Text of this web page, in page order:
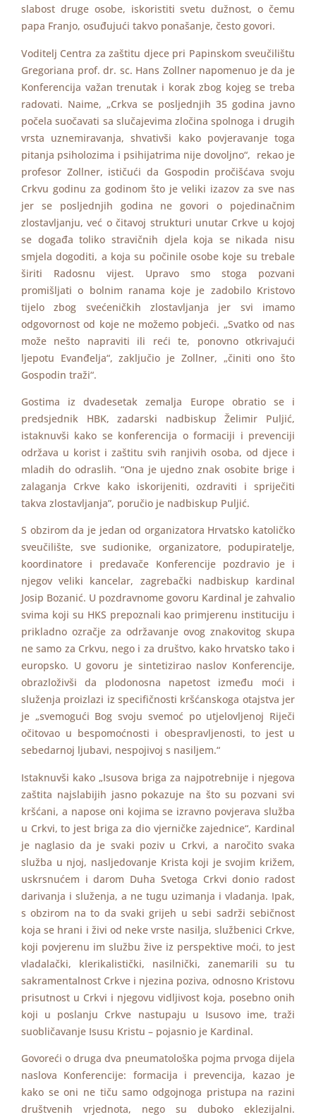
slabost druge osobe, iskoristiti svetu dužnost, o čemu
papa Franjo, osuđujući takvo ponašanje, često govori.
Voditelj Centra za zaštitu djece pri Papinskom sveučilištu
Gregoriana prof. dr. sc. Hans Zollner napomenuo je da je
Konferencija važan trenutak i korak zbog kojeg se treba
radovati. Naime, „Crkva se posljednjih 35 godina javno
počela suočavati sa slučajevima zločina spolnoga i drugih
vrsta uznemiravanja, shvativši kako povjeravanje toga
pitanja psiholozima i psihijatrima nije dovoljno“, rekao je
profesor Zollner, ističući da Gospodin pročišćava svoju
Crkvu godinu za godinom što je veliki izazov za sve nas
jer se posljednjih godina ne govori o pojedinačnim
zlostavljanju, već o čitavoj strukturi unutar Crkve u kojoj
se događa toliko stravičnih djela koja se nikada nisu
smjela dogoditi, a koja su počinile osobe koje su trebale
širiti Radosnu vijest. Upravo smo stoga pozvani
promišljati o bolnim ranama koje je zadobilo Kristovo
tijelo zbog svećeničkih zlostavljanja jer svi imamo
odgovornost od koje ne možemo pobjeći. „Svatko od nas
može nešto napraviti ili reći te, ponovno otkrivajući
ljepotu Evanđelja“, zaključio je Zollner, „činiti ono što
Gospodin traži“.
Gostima iz dvadesetak zemalja Europe obratio se i
predsjednik HBK, zadarski nadbiskup Želimir Puljić,
istaknuvši kako se konferencija o formaciji i prevenciji
održava u korist i zaštitu svih ranjivih osoba, od djece i
mladih do odraslih. “Ona je ujedno znak osobite brige i
zalaganja Crkve kako iskorijeniti, ozdraviti i spriječiti
takva zlostavljanja”, poručio je nadbiskup Puljić.
S obzirom da je jedan od organizatora Hrvatsko katoličko
sveučilište, sve sudionike, organizatore, podupiratelje,
koordinatore i predavače Konferencije pozdravio je i
njegov veliki kancelar, zagrebački nadbiskup kardinal
Josip Bozanić. U pozdravnome govoru Kardinal je zahvalio
svima koji su HKS prepoznali kao primjerenu instituciju i
prikladno ozračje za održavanje ovog znakovitog skupa
ne samo za Crkvu, nego i za društvo, kako hrvatsko tako i
europsko. U govoru je sintetizirao naslov Konferencije,
obrazloživši da plodonosna napetost između moći i
služenja proizlazi iz specifičnosti kršćanskoga otajstva jer
je „svemogući Bog svoju svemoć po utjelovljenoj Riječi
očitovao u bespomoćnosti i obespravljenosti, to jest u
sebedarnoj ljubavi, nespojivoj s nasiljem.“
Istaknuvši kako „Isusova briga za najpotrebnije i njegova
zaštita najslabijih jasno pokazuje na što su pozvani svi
kršćani, a napose oni kojima se izravno povjerava služba
u Crkvi, to jest briga za dio vjerničke zajednice“, Kardinal
je naglasio da je svaki poziv u Crkvi, a naročito svaka
služba u njoj, nasljedovanje Krista koji je svojim križem,
uskrsnućem i darom Duha Svetoga Crkvi donio radost
darivanja i služenja, a ne tugu uzimanja i vladanja. Ipak,
s obzirom na to da svaki grijeh u sebi sadrži sebičnost
koja se hrani i živi od neke vrste nasilja, službenici Crkve,
koji povjerenu im službu žive iz perspektive moći, to jest
vladalački, klerikalistički, nasilnički, zanemarili su tu
sakramentalnost Crkve i njezina poziva, odnosno Kristovu
prisutnost u Crkvi i njegovu vidljivost koja, posebno onih
koji u poslanju Crkve nastupaju u Isusovo ime, traži
suobličavanje Isusu Kristu – pojasnio je Kardinal.
Govoreći o druga dva pneumatološka pojma prvoga dijela
naslova Konferencije: formacija i prevencija, kazao je
kako se oni ne tiču samo odgojnoga pristupa na razini
društvenih vrjednota, nego su duboko eklezijalni.